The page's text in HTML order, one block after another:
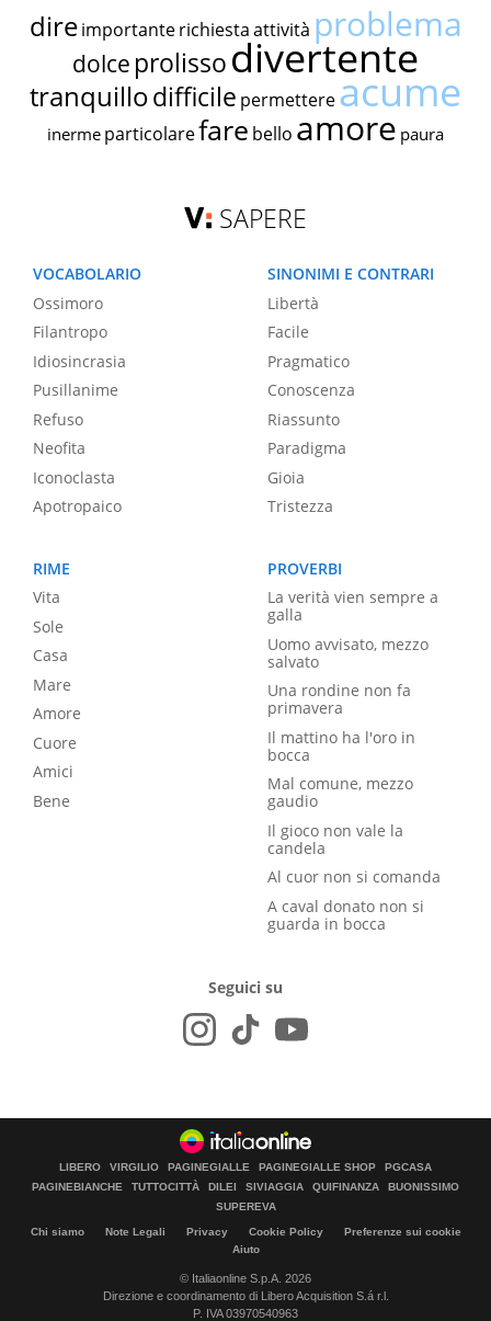
dire importante richiestaattività problema
dolce prolissodivertente
tranquillodifficile permettereacume
inerme particolarefare bello amore paura
SAPERE
VOCABOLARIO
Ossimoro
Filantropo
Idiosincrasia
Pusillanime
Refuso
Neofita
Iconoclasta
Apotropaico
SINONIMI E CONTRARI
Libertà
Facile
Pragmatico
Conoscenza
Riassunto
Paradigma
Gioia
Tristezza
RIME
Vita
Sole
Casa
Mare
Amore
Cuore
Amici
Bene
PROVERBI
La verità vien sempre a
galla
Uomo avvisato, mezzo
salvato
Una rondine non fa
primavera
Il mattino ha l'oro in
bocca
Mal comune, mezzo
gaudio
Il gioco non vale la
candela
Al cuor non si comanda
A caval donato non si
guarda in bocca
Seguici su
LIBERO VIRGILIO PAGINEGIALLE PAGINEGIALLE SHOP
PGCASA
PAGINEBIANCHE
TUTTOCITTÀ DILEI SIVIAGGIA QUIFINANZA
BUONISSIMO
SUPEREVA
Chi siamo Note Legali Privacy Cookie Policy
Preferenze sui cookie
Aiuto
© Italiaonline S.p.A. 2026
Direzione e coordinamento di Libero Acquisition S.á r.l.
P. IVA 03970540963